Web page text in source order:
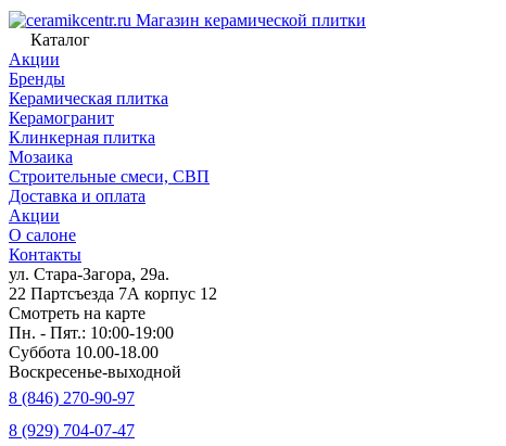
Магазин керамической плитки
Каталог
Акции
Бренды
Керамическая плитка
Керамогранит
Клинкерная плитка
Мозаика
Строительные смеси, СВП
Доставка и оплата
Акции
О салоне
Контакты
ул. Стара-Загора, 29а.
22 Партсъезда 7А корпус 12
Смотреть на карте
Пн. - Пят.: 10:00-19:00
Суббота 10.00-18.00
Воскресенье-выходной
8 (846) 270-90-97
8 (929) 704-07-47